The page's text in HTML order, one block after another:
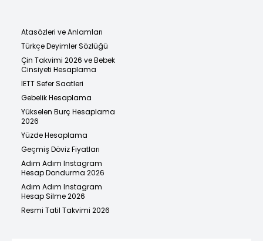
Atasözleri ve Anlamları
Türkçe Deyimler Sözlüğü
Çin Takvimi 2026 ve Bebek
Cinsiyeti Hesaplama
İETT Sefer Saatleri
Gebelik Hesaplama
Yükselen Burç Hesaplama
2026
Yüzde Hesaplama
Geçmiş Döviz Fiyatları
Adım Adım Instagram
Hesap Dondurma 2026
Adım Adım Instagram
Hesap Silme 2026
Resmi Tatil Takvimi 2026